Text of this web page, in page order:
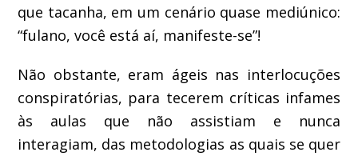
que tacanha, em um cenário quase mediúnico:
“fulano, você está aí, manifeste-se”!
Não obstante, eram ágeis nas interlocuções
conspiratórias, para tecerem críticas infames
às aulas que não assistiam e nunca
interagiam, das metodologias as quais se quer